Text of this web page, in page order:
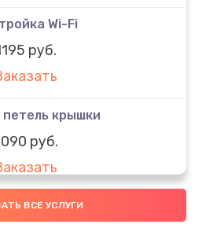
Wi-Fi
руб.
крышки
руб.
вебкамеры
ВСЕ УСЛУГИ